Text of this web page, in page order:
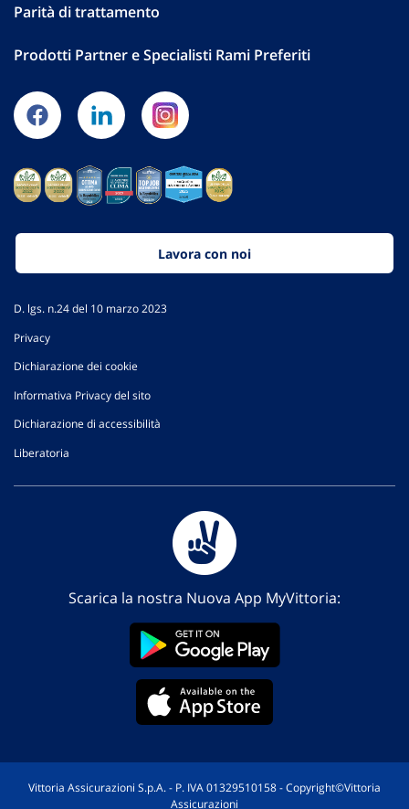
Parità di trattamento
Prodotti Partner e Specialisti Rami Preferiti
Lavora con noi
D. lgs. n.24 del 10 marzo 2023
Privacy
Dichiarazione dei cookie
Informativa Privacy del sito
Dichiarazione di accessibilità
Liberatoria
Scarica la nostra Nuova App MyVittoria:
Vittoria Assicurazioni S.p.A. - P. IVA 01329510158 - Copyright©Vittoria
Assicurazioni